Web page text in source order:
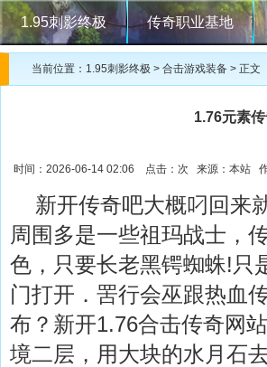
1.95刺影终极 传奇职业基地
当前位置： 1.95刺影终极 > 合击游戏装备 > 正文
1.76元素
时间：2026-06-14 02:06 点击： 次 来源：本站
新开传奇吧大概叼回来
周围多是一些祖玛战士，
色，只要长老黑锷蜘蛛!只
门打开．罟行会巫跟热血
布？新开1.76合击传奇网
境二层，用大块的水月石